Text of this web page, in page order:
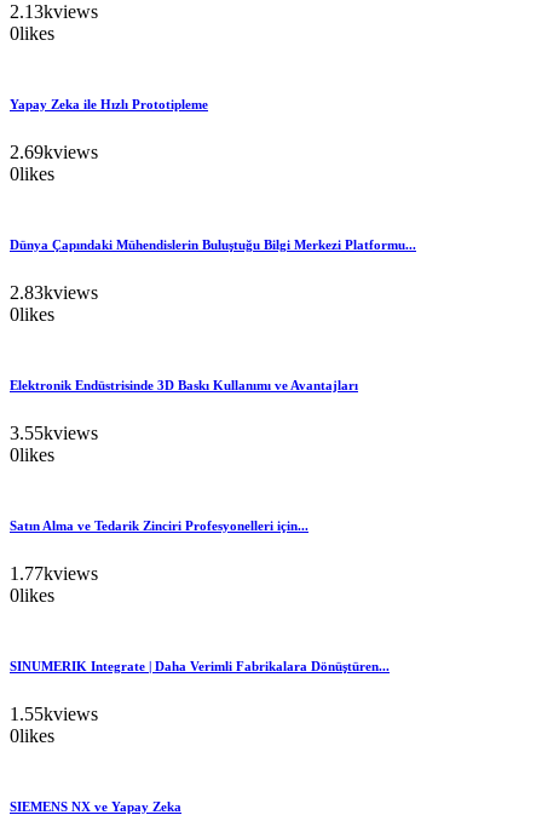
2.13kviews
0likes
Yapay Zeka ile Hızlı Prototipleme
2.69kviews
0likes
Dünya Çapındaki Mühendislerin Buluştuğu Bilgi Merkezi Platformu...
2.83kviews
0likes
Elektronik Endüstrisinde 3D Baskı Kullanımı ve Avantajları
3.55kviews
0likes
Satın Alma ve Tedarik Zinciri Profesyonelleri için...
1.77kviews
0likes
SINUMERIK Integrate | Daha Verimli Fabrikalara Dönüştüren...
1.55kviews
0likes
SIEMENS NX ve Yapay Zeka